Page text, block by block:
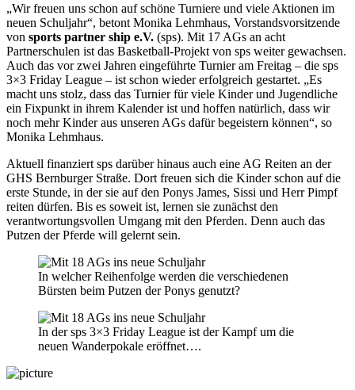
„Wir freuen uns schon auf schöne Turniere und viele Aktionen im
neuen Schuljahr“, betont Monika Lehmhaus, Vorstandsvorsitzende
von sports partner ship e.V. (sps). Mit 17 AGs an acht
Partnerschulen ist das Basketball-Projekt von sps weiter gewachsen.
Auch das vor zwei Jahren eingeführte Turnier am Freitag – die sps
3×3 Friday League – ist schon wieder erfolgreich gestartet. „Es
macht uns stolz, dass das Turnier für viele Kinder und Jugendliche
ein Fixpunkt in ihrem Kalender ist und hoffen natürlich, dass wir
noch mehr Kinder aus unseren AGs dafür begeistern können“, so
Monika Lehmhaus.
Aktuell finanziert sps darüber hinaus auch eine AG Reiten an der
GHS Bernburger Straße. Dort freuen sich die Kinder schon auf die
erste Stunde, in der sie auf den Ponys James, Sissi und Herr Pimpf
reiten dürfen. Bis es soweit ist, lernen sie zunächst den
verantwortungsvollen Umgang mit den Pferden. Denn auch das
Putzen der Pferde will gelernt sein.
In welcher Reihenfolge werden die verschiedenen
Bürsten beim Putzen der Ponys genutzt?
In der sps 3×3 Friday League ist der Kampf um die
neuen Wanderpokale eröffnet….